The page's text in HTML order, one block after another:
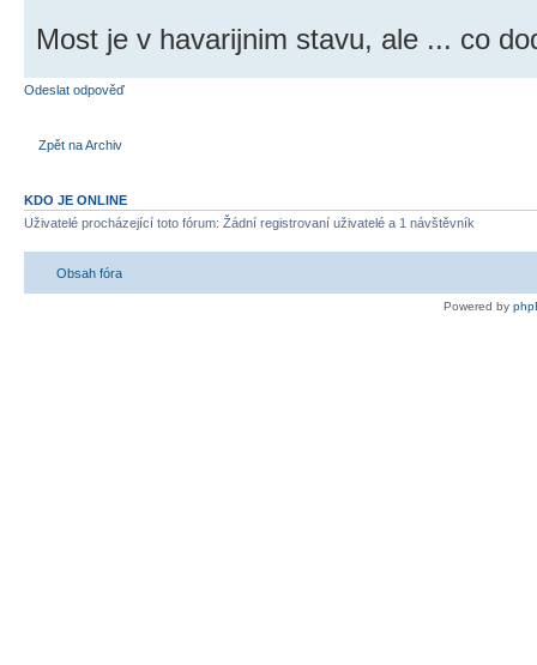
Most je v havarijnim stavu, ale ... co
Odeslat odpověď
Zpět na Archiv
KDO JE ONLINE
Uživatelé procházející toto fórum: Žádní registrovaní uživatelé a 1 návštěvník
Obsah fóra
Powered by